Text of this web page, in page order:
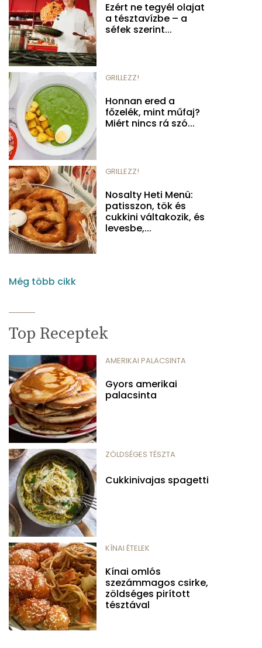
Ezért ne tegyél olajat
a tésztavízbe – a
séfek szerint...
GRILLEZZ!
Honnan ered a
főzelék, mint műfaj?
Miért nincs rá szó...
GRILLEZZ!
Nosalty Heti Menü:
patisszon, tök és
cukkini váltakozik, és
levesbe,...
Még több cikk
Top Receptek
AMERIKAI PALACSINTA
Gyors amerikai
palacsinta
ZÖLDSÉGES TÉSZTA
Cukkinivajas spagetti
KÍNAI ÉTELEK
Kínai omlós
szezámmagos csirke,
zöldséges pirított
tésztával